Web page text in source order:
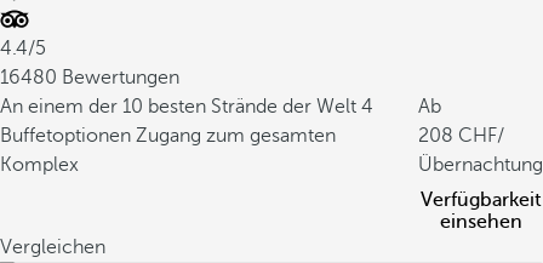
4.4/5
16480 Bewertungen
An einem der 10 besten Strände der Welt 4
Buffetoptionen Zugang zum gesamten
Komplex
Ab
208
/
Übernachtung
Verfügbarkeit
einsehen
Vergleichen